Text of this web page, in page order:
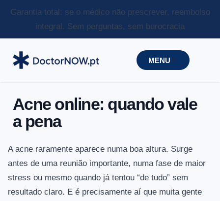
Garantia total: se o médico não prescrever, reembolso
integral. Sem perguntas, sem burocracia
MENU
Acne online: quando vale
a pena
A acne raramente aparece numa boa altura. Surge
antes de uma reunião importante, numa fase de maior
stress ou mesmo quando já tentou “de tudo” sem
resultado claro. E é precisamente aí que muita gente